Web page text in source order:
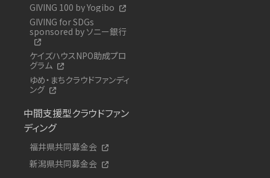
GIVING 100 by Yogibo
GIVING for SDGs
sponsored by ソニー銀行
ケイズハウスNPO助成プロ
グラム
ゆめ・まちクラウドファンディ
ング
中間支援型クラウドファン
ディング
福井県共同募金会
新潟県共同募金会